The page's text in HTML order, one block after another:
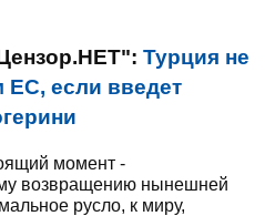
Турция не
ЕС, если введет
момент -
возвращению нынешней
русло, к миру,